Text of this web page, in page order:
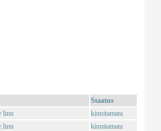
Staatus
linn
kinnitamata
linn
kinnitamata